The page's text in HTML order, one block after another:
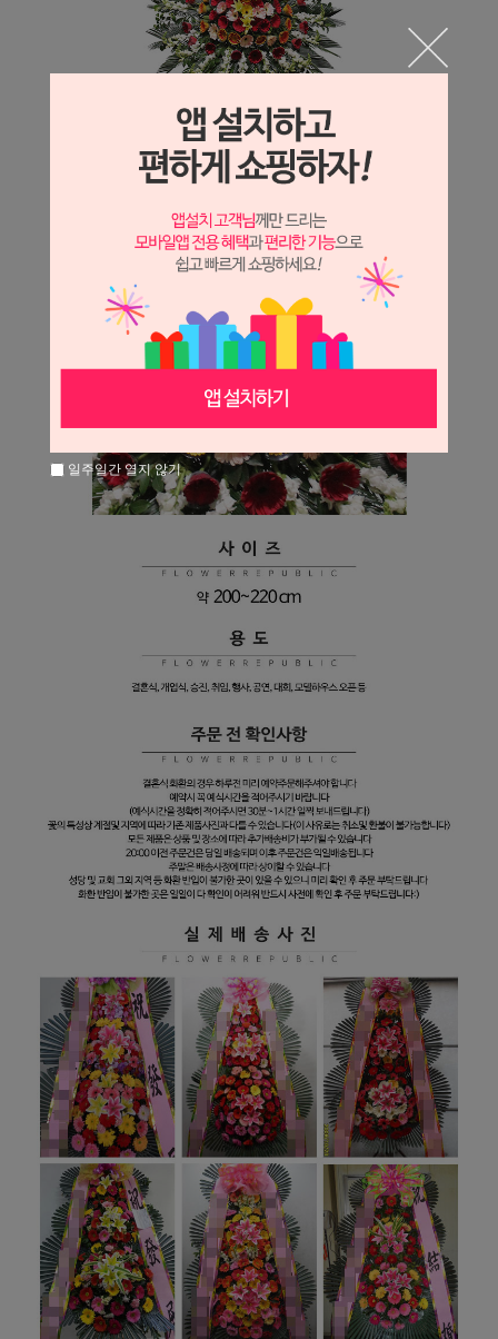
일주일간 열지 않기